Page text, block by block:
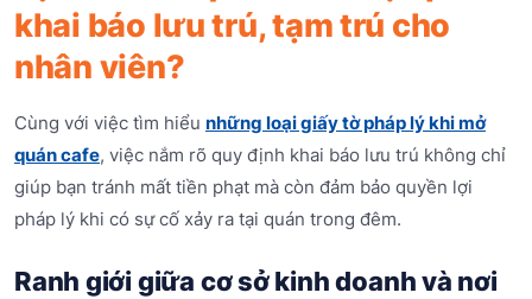
khai báo lưu trú, tạm trú cho
nhân viên?
Cùng với việc tìm hiểu những loại giấy tờ pháp lý khi mở
quán cafe, việc nắm rõ quy định khai báo lưu trú không chỉ
giúp bạn tránh mất tiền phạt mà còn đảm bảo quyền lợi
pháp lý khi có sự cố xảy ra tại quán trong đêm.
Ranh giới giữa cơ sở kinh doanh và nơi